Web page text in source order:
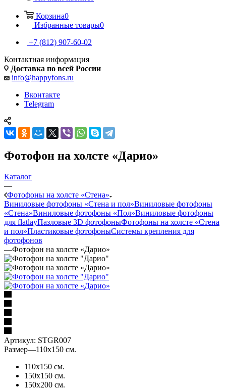
Корзина0
Избранные товары0
+7 (812) 907-60-02
Контактная информация
Доставка по всей России
info@happyfons.ru
Вконтакте
Telegram
Фотофон на холсте «Дарио»
Каталог
—
Фотофоны на холсте «Стена»
Виниловые фотофоны «Стена и пол»Виниловые фотофоны
«Стена»Виниловые фотофоны «Пол»Виниловые фотофоны
для flatlayПазловые 3D фотофоныФотофоны на холсте «Стена
и пол»Пластиковые фотофоныСистемы крепления для
фотофонов
—Фотофон на холсте «Дарио»
Артикул: STGR007
Размер—110х150 см.
110х150 см.
150х150 см.
150х200 см.